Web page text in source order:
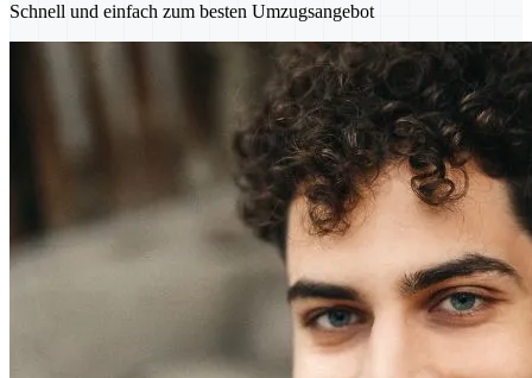
Schnell und einfach zum besten Umzugsangebot